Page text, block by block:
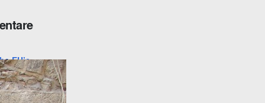
EU’s
Myanmar –
blog post